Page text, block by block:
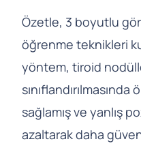
Özetle, 3 boyutlu
öğrenme teknikleri
yöntem, tiroid
sağlamış ve yanlış
azaltarak daha